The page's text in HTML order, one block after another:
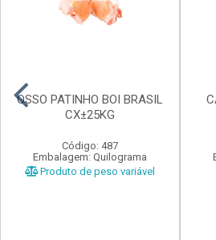
OSSO PATINHO BOI BRASIL
CX±25KG
Código: 487
Embalagem: Quilograma
Produto de peso variável